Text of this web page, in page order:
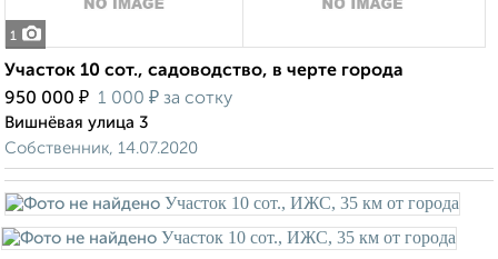
1
Участок 10 сот., садоводство, в черте города
950 000 ₽ 1 000 ₽ за сотку
Вишнёвая улица 3
Собственник, 14.07.2020